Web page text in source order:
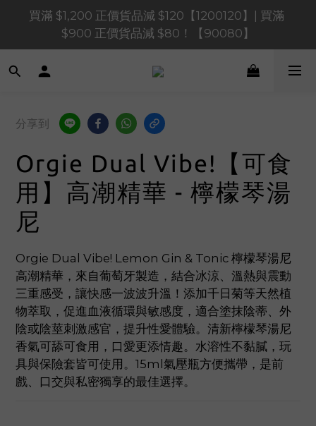
買滿 $1,200 正價貨品減 $120【1200120】| 買滿
$900 正價貨品減 $80！【90080】
買滿 $1,200 正價貨品減 $120【1200120】| 買滿
$900 正價貨品減 $80！【90080】
買滿 $600 正價貨品減 $40【60040】| 買滿 $400 正
📢 系統維護通知 – SHOPLINE Payments FPS將於
2026 年 8 月 9 日（日）凌晨 01:00 至 11:00 暫停交易
買滿 $1,200 正價貨品減 $120【1200120】| 買滿
$900 正價貨品減 $80！【90080】
分享到
Orgie Dual Vibe!【可食
用】高潮精華 - 檸檬琴湯
尼
Orgie Dual Vibe! Lemon Gin & Tonic 檸檬琴湯尼
高潮精華，來自葡萄牙製造，結合冰涼、溫熱與震動
三重感受，讓快感一波波升溫！添加千日菊等天然植
物萃取，促進血液循環與敏感度，適合塗抹陰蒂、外
陰或陰莖刺激感官，提升性愛體驗。清新檸檬琴湯尼
香氣可舔可食用，口愛更添情趣。水溶性不黏膩，玩
具與保險套皆可使用。15ml氣壓瓶方便攜帶，是前
戲、口交與私密獨享的最佳選擇。